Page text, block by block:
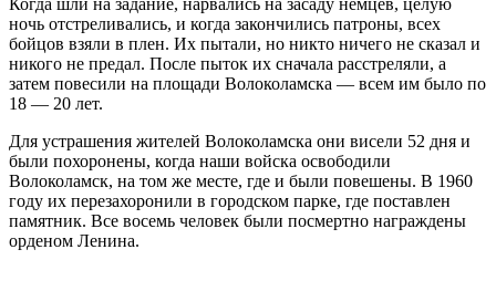
ночь отстреливались, и когда закончились патроны, всех
бойцов взяли в плен. Их пытали, но никто ничего не сказал и
никого не предал. После пыток их сначала расстреляли, а
затем повесили на площади Волоколамска — всем им было по
18 — 20 лет.
Для устрашения жителей Волоколамска они висели 52 дня и
были похоронены, когда наши войска освободили
Волоколамск, на том же месте, где и были повешены. В 1960
году их перезахоронили в городском парке, где поставлен
памятник. Все восемь человек были посмертно награждены
орденом Ленина.